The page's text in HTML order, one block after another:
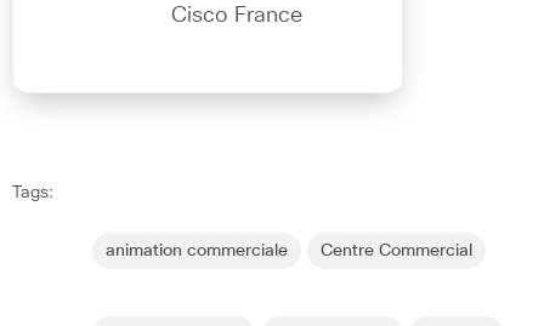
Cisco France
Tags:
animation commerciale Centre Commercial